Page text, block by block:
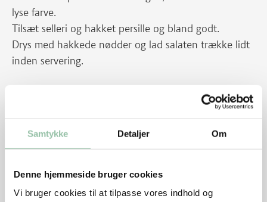
Samtykke Detaljer Om
Denne hjemmeside bruger cookies
Vi bruger cookies til at tilpasse vores indhold og
lyse farve.
Tilsæt selleri og hakket persille og bland godt.
Drys med hakkede nødder og lad salaten trække lidt
inden servering.
Tag stegen ud af ovnen og hæld skyen fra. Si skyen
op i en gryde og skum fedtet fra. Der skal være ca. 3
melet ud i ca. ½ dl vand og rør det i skyen. Tilsæt
omrøring. Smag til med salt, peber og evt. ribsgelé.
Giv saucen lidt kulør.